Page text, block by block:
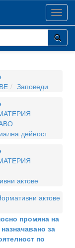
Заповеди
дейност
актове
актове
промяна на
за
по